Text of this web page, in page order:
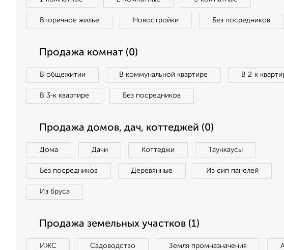
Вторичное жилье Новостройки Без посредников
Продажа комнат (0)
В общежитии В коммунальной квартире В 2‑к
В 3‑к квартире Без посредников
Продажа домов, дач, коттеджей (0)
Дома Дачи Коттеджи Таунхаусы
Без посредников Деревянные Из сип панелей
Из бруса
Продажа земельных участков (1)
ИЖС Садоводство Земля промназначения